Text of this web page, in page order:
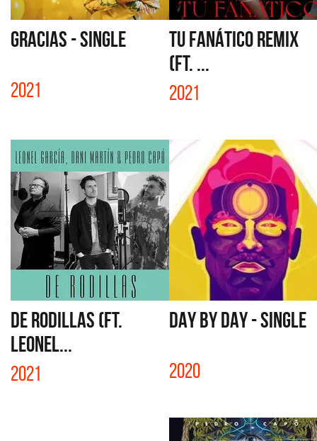
GRACIAS - SINGLE
2021
TU FANÁTICO REMIX
(FT. ...
2021
DE RODILLAS (FT.
LEONEL...
2021
DAY BY DAY - SINGLE
2020